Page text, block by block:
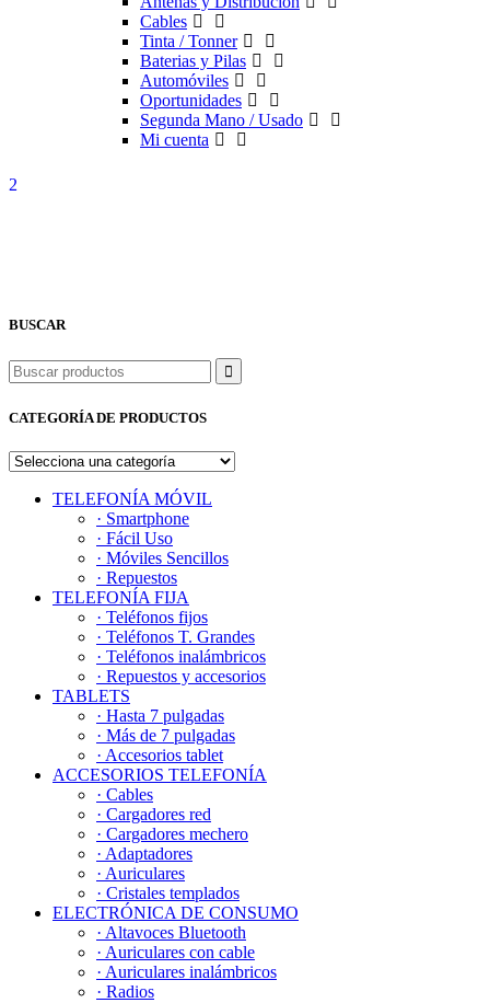
Cables
Tinta / Tonner
Baterias y Pilas
Automóviles
Oportunidades
Segunda Mano / Usado
Mi cuenta
BUSCAR
Buscar
CATEGORÍA DE PRODUCTOS
TELEFONÍA MÓVIL
· Smartphone
· Fácil Uso
· Móviles Sencillos
· Repuestos
TELEFONÍA FIJA
· Teléfonos fijos
· Teléfonos T. Grandes
· Teléfonos inalámbricos
· Repuestos y accesorios
TABLETS
· Hasta 7 pulgadas
· Más de 7 pulgadas
· Accesorios tablet
ACCESORIOS TELEFONÍA
· Cables
· Cargadores red
· Cargadores mechero
· Adaptadores
· Auriculares
· Cristales templados
ELECTRÓNICA DE CONSUMO
· Altavoces Bluetooth
· Auriculares con cable
· Auriculares inalámbricos
· Radios